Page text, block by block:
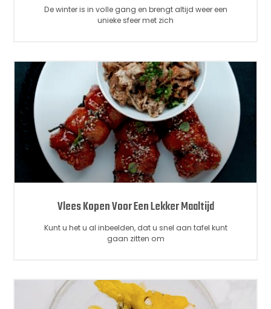
De winter is in volle gang en brengt altijd weer een
unieke sfeer met zich
Vlees Kopen Voor Een Lekker Maaltijd
Kunt u het u al inbeelden, dat u snel aan tafel kunt
gaan zitten om